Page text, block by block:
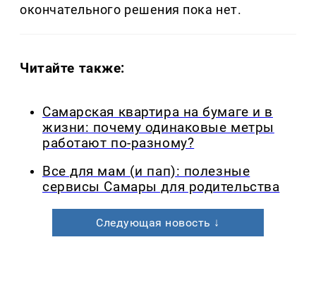
окончательного решения пока нет.
Читайте также:
Самарская квартира на бумаге и в
жизни: почему одинаковые метры
работают по-разному?
Все для мам (и пап): полезные
сервисы Самары для родительства
Следующая новость ↓